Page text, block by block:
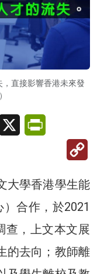
直接影響香港未來發
X
大學香港學生能
合作，於2021
查，上文本文展
的去向；教師離